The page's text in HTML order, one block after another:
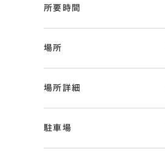
所要時間
場所
場所詳細
駐車場